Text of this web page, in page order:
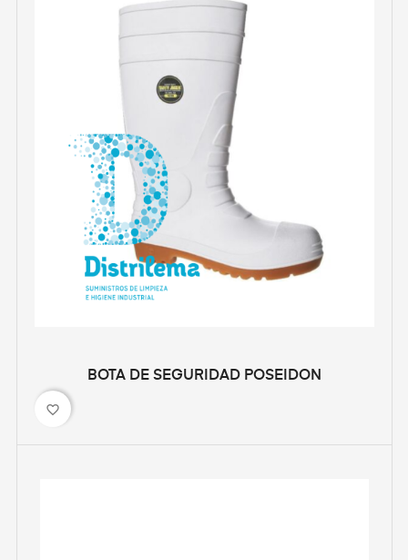
BOTA DE SEGURIDAD POSEIDON
favorite_border